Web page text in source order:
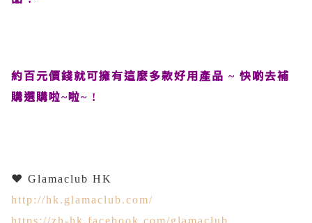
約百元價錢就可擁有這麼多款好用產品 ~ 快啲去補
購選購啦~啦~ !
❤ Glamaclub HK
http://hk.glamaclub.com/
https://zh-hk.facebook.com/glamaclub